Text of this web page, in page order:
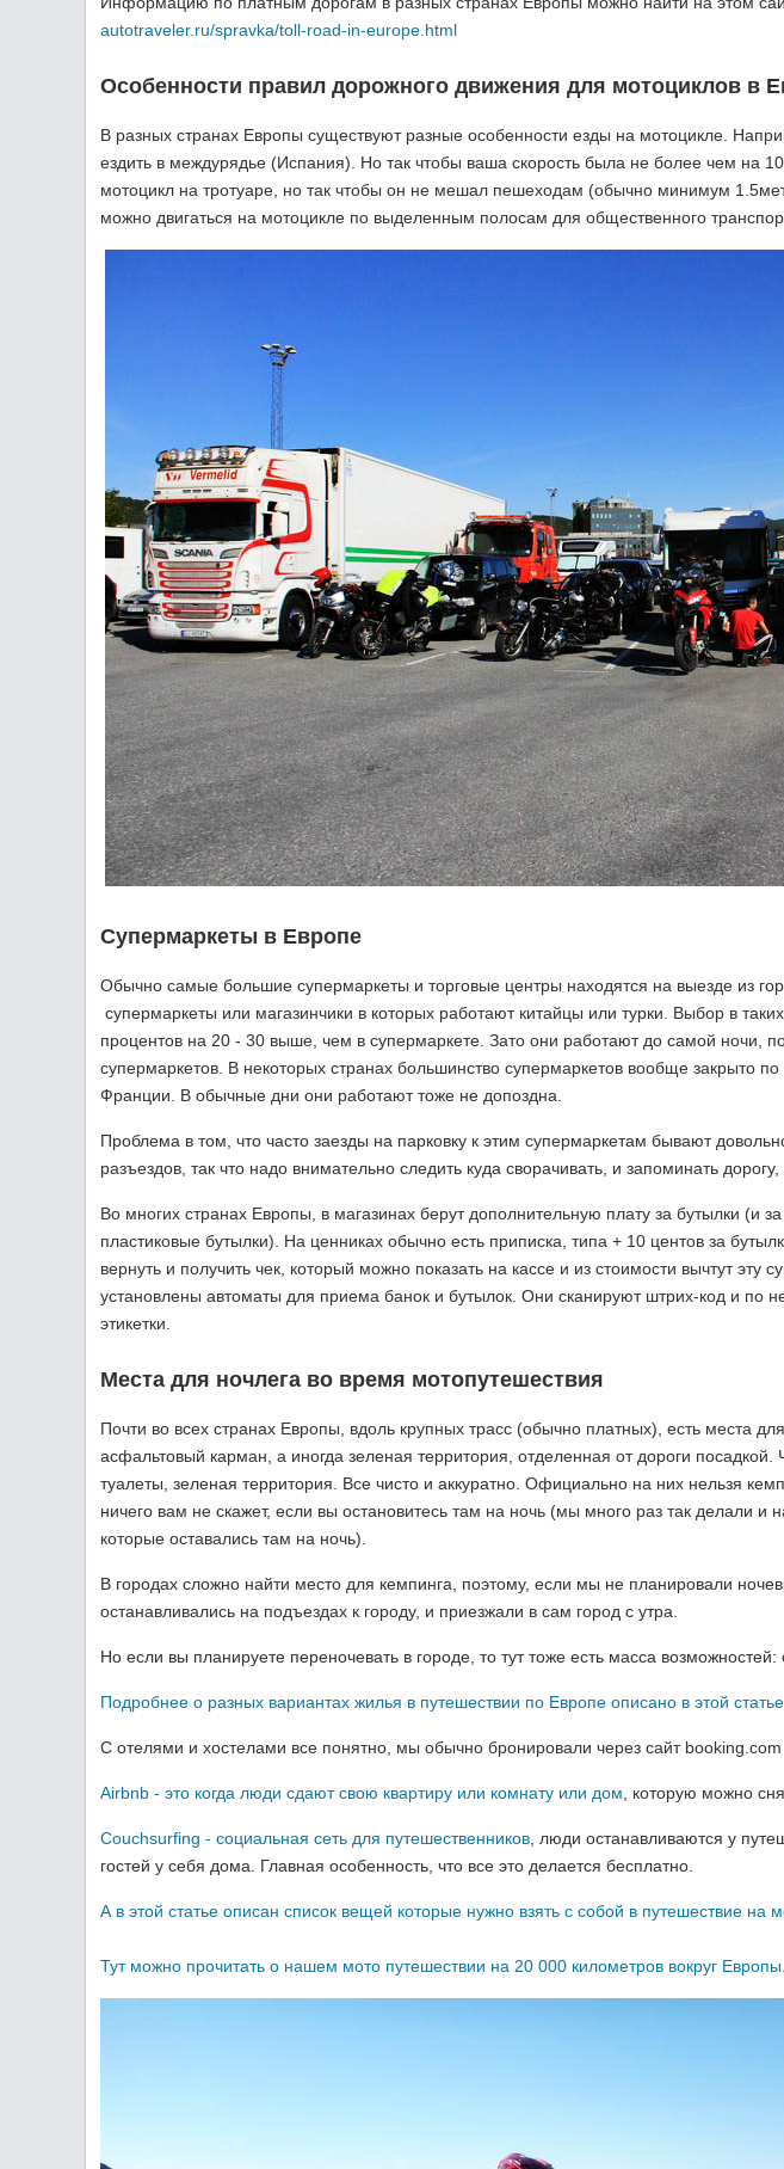
autotraveler.ru/spravka/toll-road-in-europe.html
Особенности правил дорожного движения для мотоциклов в
В разных странах Европы существуют разные особенности езды на мотоцикле.
ездить в междурядье (Испания). Но так чтобы ваша скорость была не более чем на
мотоцикл на тротуаре, но так чтобы он не мешал пешеходам (обычно минимум
можно двигаться на мотоцикле по выделенным полосам для общественного
Супермаркеты в Европе
Обычно самые большие супермаркеты и торговые центры находятся на выезде из
супермаркеты или магазинчики в которых работают китайцы или турки. Выбор в
процентов на 20 - 30 выше, чем в супермаркете. Зато они работают до самой ночи,
супермаркетов. В некоторых странах большинство супермаркетов вообще закрыто
Франции. В обычные дни они работают тоже не допоздна.
Проблема в том, что часто заезды на парковку к этим супермаркетам бывают
разъездов, так что надо внимательно следить куда сворачивать, и запоминать дорогу,
Во многих странах Европы, в магазинах берут дополнительную плату за бутылки (и
пластиковые бутылки). На ценниках обычно есть приписка, типа + 10 центов за
вернуть и получить чек, который можно показать на кассе и из стоимости вычтут эту
установлены автоматы для приема банок и бутылок. Они сканируют штрих-код и по
этикетки.
Места для ночлега во время мотопутешествия
Почти во всех странах Европы, вдоль крупных трасс (обычно платных), есть места
асфальтовый карман, а иногда зеленая территория, отделенная от дороги посадкой.
туалеты, зеленая территория. Все чисто и аккуратно. Официально на них нельзя
ничего вам не скажет, если вы остановитесь там на ночь (мы много раз так делали
которые оставались там на ночь).
В городах сложно найти место для кемпинга, поэтому, если мы не планировали
останавливались на подъездах к городу, и приезжали в сам город с утра.
Но если вы планируете переночевать в городе, то тут тоже есть масса
Подробнее о разных вариантах жилья в путешествии по Европе описано в этой статье.
С отелями и хостелами все понятно, мы обычно бронировали через сайт booking.com
Airbnb - это когда люди сдают свою квартиру или комнату или дом , которую можно
Couchsurfing - социальная сеть для путешественников , люди останавливаются у
гостей у себя дома. Главная особенность, что все это делается бесплатно.
А в этой статье описан список вещей которые нужно взять с собой в путешествие на
Тут можно прочитать о нашем мото путешествии на 20 000 километров вокруг Европы.